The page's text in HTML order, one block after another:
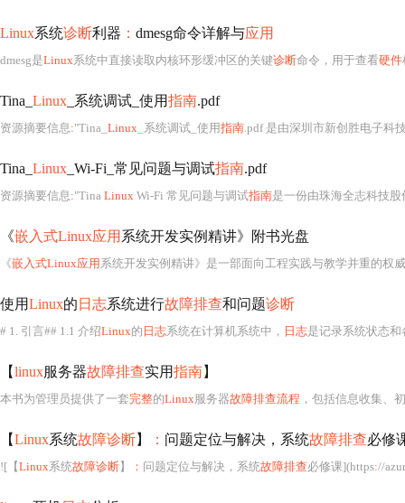
Linux系统诊断利器 ： dmesg命令详解与应用
dmesg是Linux系统中直接读取内核环形缓冲区的关键诊断命令，用于查看硬件
Tina_ Linux _系统调试_使用指南.pdf
资源摘要信息:"Tina_ Linux _系统调试_使用指南.pdf 是由深圳市新创胜电子科技有限公司发布
Tina_ Linux _Wi-Fi_常见问题与调试指南.pdf
资源摘要信息:"Tina Linux Wi-Fi 常见问题与调试指南是一份由珠海全志科技股
《嵌入式Linux应用 系统开发实例精讲》附书光盘
《嵌入式Linux应用 系统开发实例精讲》是一部面向工程实践与教学并重的权威技术著作，其配
使用Linux的 日志系统进行故障排查和问题诊断
# 1. 引言## 1.1 介绍Linux的 日志系统在计算机系统中， 日志是记录系统状态
【linux服务器故障排查实用指南】
本书为管理员提供了一套完整的Linux服务器故障排查流程 ，包括信息收集、
【Linux系统故障诊断】 ： 问题定位与解决，系统故障排查必修
![【Linux系统故障诊断】 ： 问题定位与解决，系统故障排查必修课](https://